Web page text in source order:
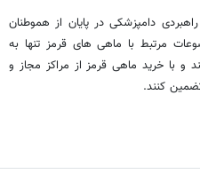
دامپزشکی در پایان از هموطنان
مرتبط با ماهی های قرمز تنها به
و با خرید ماهی قرمز از مراکز مجاز و
کنند.